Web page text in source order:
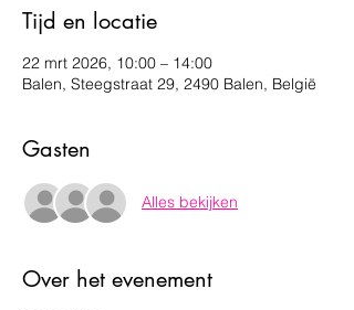
Tijd en locatie
22 mrt 2026, 10:00 – 14:00
Balen, Steegstraat 29, 2490 Balen, België
Gasten
Alles bekijken
Over het evenement